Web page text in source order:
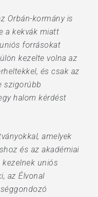
Orbán-kormány is
a kekvák miatt
forrásokat
kezelte volna az
és csak az
szigorúbb
halom kérdést
amelyek
és az akadémiai
uniós
az Élvonal